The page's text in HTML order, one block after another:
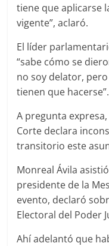
tiene que aplicarse
vigente”, aclaró.
El líder
“sabe cómo se
no soy delator,
tienen que hacerse”.
A pregunta
Corte declara
transitorio este
Monreal Ávila
presidente de la
evento, declaró
Electoral del Poder
Ahí adelantó que